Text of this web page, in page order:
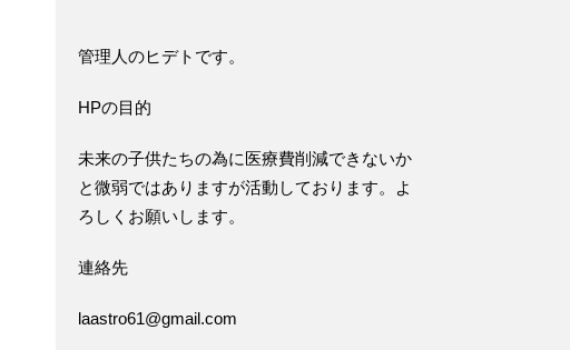
管理人のヒデトです。
HPの目的
未来の子供たちの為に医療費削減できないか
と微弱ではありますが活動しております。よ
ろしくお願いします。
連絡先
laastro61@gmail.com